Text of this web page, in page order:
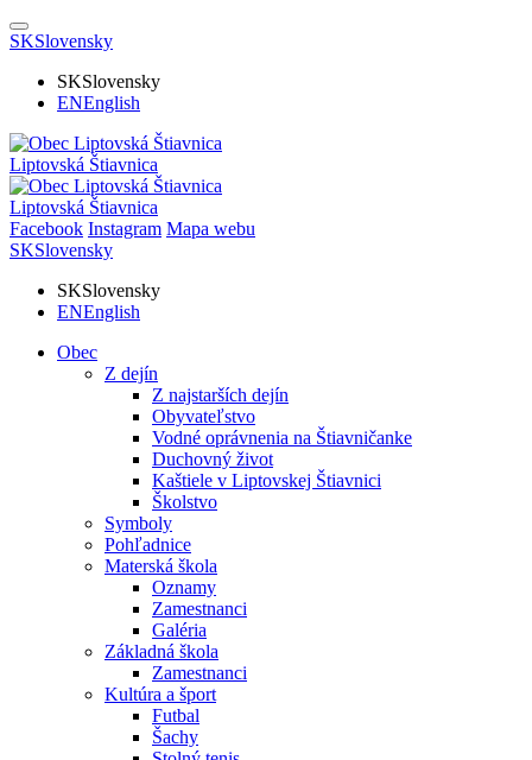
SKSlovensky
SKSlovensky
ENEnglish
Liptovská Štiavnica
Liptovská Štiavnica
Facebook Instagram Mapa webu
SKSlovensky
SKSlovensky
ENEnglish
Obec
Z dejín
Z najstarších dejín
Obyvateľstvo
Vodné oprávnenia na Štiavničanke
Duchovný život
Kaštiele v Liptovskej Štiavnici
Školstvo
Symboly
Pohľadnice
Materská škola
Oznamy
Zamestnanci
Galéria
Základná škola
Zamestnanci
Kultúra a šport
Futbal
Šachy